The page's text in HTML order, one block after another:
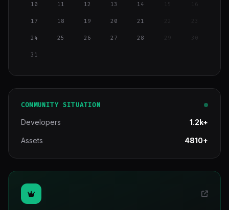
10 11 12 13 14 15 16
17 18 19 20 21
24 25 26 27 28 29
31
COMMUNITY SITUATION
Developers 1.2k+
Assets 4810+